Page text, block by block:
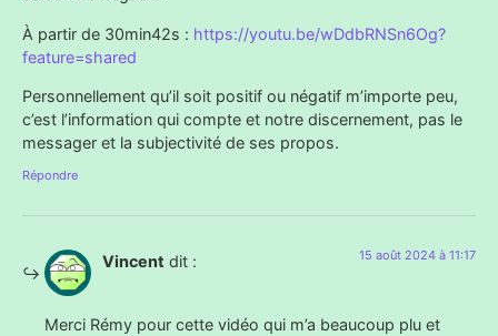
À partir de 30min42s : https://youtu.be/wDdbRNSn6Og?
feature=shared
Personnellement qu’il soit positif ou négatif m’importe peu,
c’est l’information qui compte et notre discernement, pas le
messager et la subjectivité de ses propos.
Répondre
Vincent dit : 15 août 2024 à 11:17
Merci Rémy pour cette vidéo qui m’a beaucoup plu et